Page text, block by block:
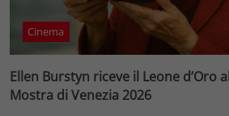
Cinema
Ellen Burstyn riceve il Leone d’Oro
Mostra di Venezia 2026